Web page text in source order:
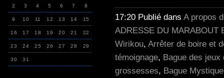
2 3 4 5 6 7 8
9 10 11 12 13 14 15
16 17 18 19 20 21 22
23 24 25 26 27 28 29
30 31
17:20 Publié dans A propos
ADRESSE DU MARABOUT
Wirikou, Arrêter de boire et
témoignage, Bague des jeux
grossesses, Bague